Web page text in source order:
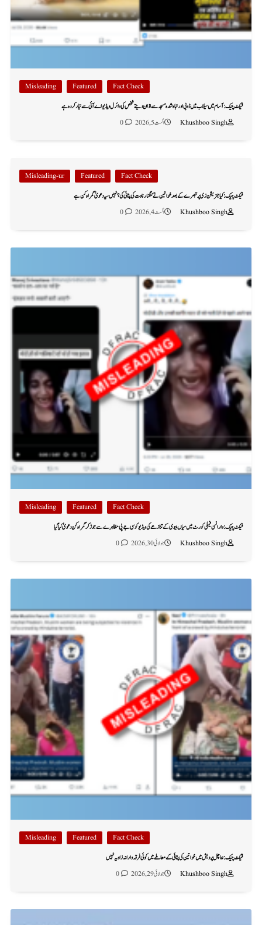
Fact Check
Featured
Misleading
فیکٹ چیک: آسام میں سیلاب میں ڈوبی اور تباہ شدہ مسجد سے اذان دیتے شخص کی وائرل ویڈیو اے آئی سے تیار کردہ ہے
Khushboo Singh
اگست 5, 2026 0
Fact Check
Featured
Misleading-ur
فیکٹ چیک: کیا جنریشن زی پر تبصرے کے بعد خواتین نے کنگنا رناوت کی پٹائی کی؟ نہیں، یہ دعویٰ گمراہ کن ہے
Khushboo Singh
اگست 4, 2026 0
Fact Check
Featured
Misleading
فیکٹ چیک: وارانسی فیملی کورٹ میں میاں بیوی کے تنازعے کی ویڈیو کو سی جے پی مظاہرے سے جوڑ کر گمراہ کن دعویٰ کیا گیا
Khushboo Singh
جولائی 30, 2026 0
Fact Check
Featured
Misleading
فیکٹ چیک: ہماچل پردیش میں خواتین کی پٹائی کے معاملے میں کوئی فرقہ وارانہ زاویہ نہیں
Khushboo Singh
جولائی 29, 2026 0